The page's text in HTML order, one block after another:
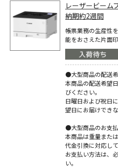
レーザービー
納期約2週間
帳票業務の生産性
能をおさえた片面
●大型商品の配送
本商品の配送希望
びください。
日曜日および祝日
望日にお届けでき
●大型商品のお支
本商品は重量また
代金引換に対応し
お支払い方法は、
い。